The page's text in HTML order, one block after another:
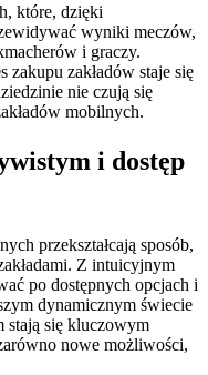
które, dzięki
wyniki meczów,
i graczy.
zakupu zakładów staje się
nie czują się
mobilnych.
i dostęp
przekształcają sposób,
Z intuicyjnym
po dostępnych opcjach i
dynamicznym świecie
stają się kluczowym
nowe możliwości,